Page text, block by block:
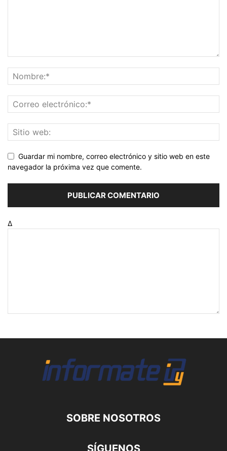
Guardar mi nombre, correo electrónico y sitio web en este
navegador la próxima vez que comente.
Δ
SOBRE NOSOTROS
SÍGUENOS